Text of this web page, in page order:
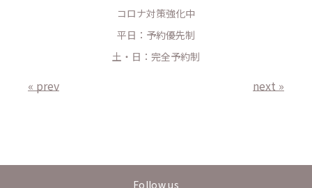
コロナ対策強化中
平日：予約優先制
土・日：完全予約制
« prev next »
Follow us